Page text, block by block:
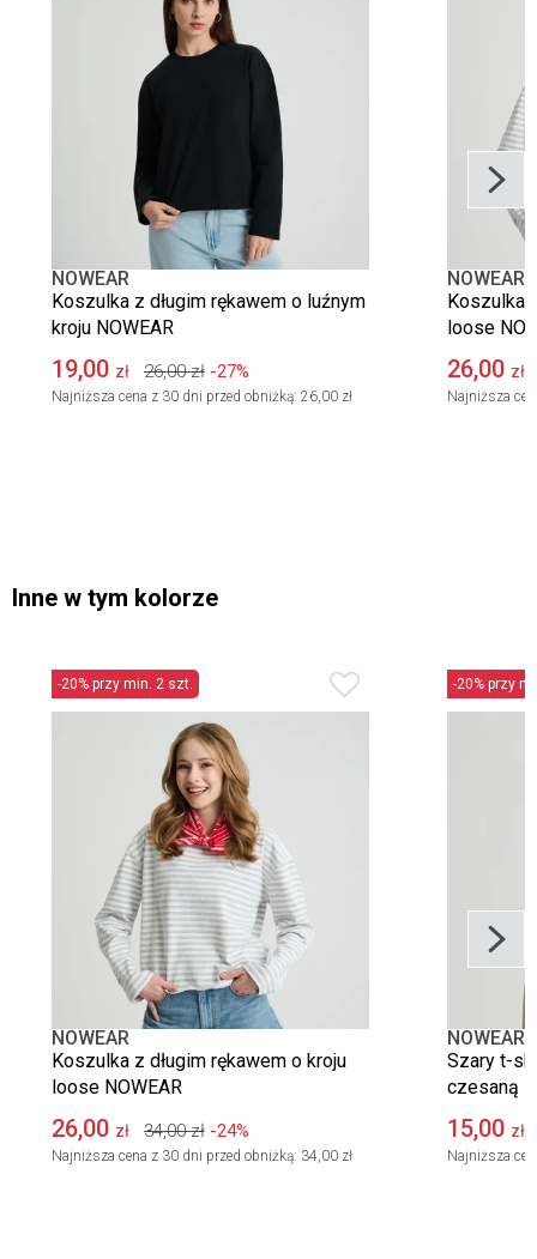
NOWEAR
Koszulka z długim rękawem o luźnym
kroju NOWEAR
19,00 zł 26,00 zł -27%
Najniższa cena z 30 dni przed obniżką: 26,00 zł
NOWEAR
Koszulka
loose
26,00 zł
Najniższa
Inne w tym kolorze
-20% przy min. 2 szt.
NOWEAR
Koszulka z długim rękawem o kroju
loose NOWEAR
26,00 zł 34,00 zł -24%
Najniższa cena z 30 dni przed obniżką: 34,00 zł
-20% przy
NOWEAR
Szary t-
czesaną
15,00 zł
Najniższa